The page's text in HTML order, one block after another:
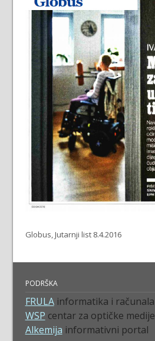
Globus, Jutarnji list 8.4.2016
PODRŠKA
FRULAinformatika i računala
WSP centar za optičke medije
Alkemija informativni portal